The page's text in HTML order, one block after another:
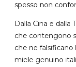
spesso non
Dalla Cina e dalla
che contengono
che ne falsificano
miele genuino